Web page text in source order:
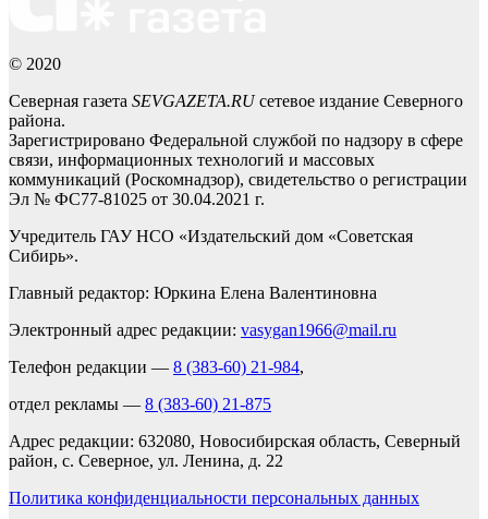
© 2020
Северная газета SEVGAZETA.RUсетевое издание Северного
района.
Зарегистрировано Федеральной службой по надзору в сфере
связи, информационных технологий и массовых
коммуникаций (Роскомнадзор), свидетельство о регистрации
Эл № ФС77-81025 от 30.04.2021 г.
Учредитель ГАУ НСО «Издательский дом «Советская
Сибирь».
Главный редактор: Юркина Елена Валентиновна
Электронный адрес редакции: vasygan1966@mail.ru
Телефон редакции — 8 (383-60) 21-984,
отдел рекламы — 8 (383-60) 21-875
Адрес редакции: 632080, Новосибирская область, Северный
район, с. Северное, ул. Ленина, д. 22
Политика конфиденциальности персональных данных